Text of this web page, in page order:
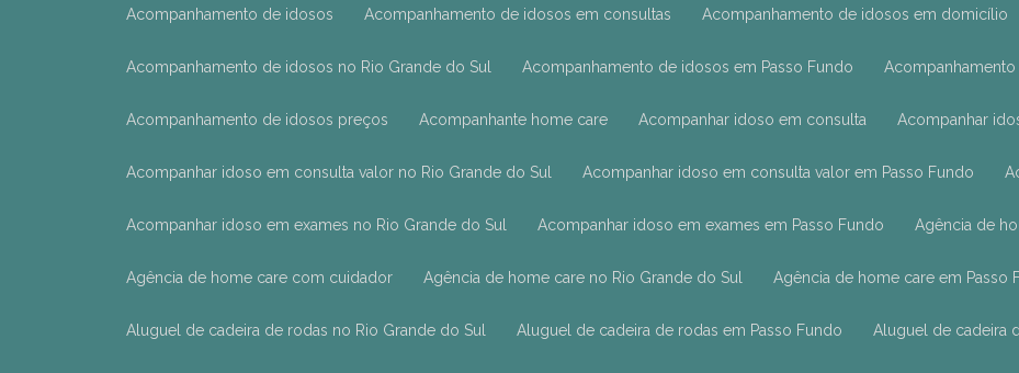
Acompanhamento de idosos Acompanhamento de idosos em consultas Acompanhamento de idosos em domicílio
Acompanhamento de idosos no Rio Grande do Sul Acompanhamento de idosos em Passo Fundo
Acompanhamento de idosos preços Acompanhante home care Acompanhar idoso em consulta Acompanhar
Acompanhar idoso em consulta valor no Rio Grande do Sul Acompanhar idoso em consulta valor em Passo Fundo
Acompanhar idoso em exames no Rio Grande do Sul Acompanhar idoso em exames em Passo Fundo Agência de
Agência de home care com cuidador Agência de home care no Rio Grande do Sul Agência de home care em Passo
Aluguel de cadeira de rodas no Rio Grande do Sul Aluguel de cadeira de rodas em Passo Fundo Aluguel de cadeira